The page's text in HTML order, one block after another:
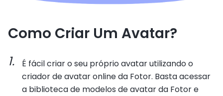
Como Criar Um Avatar?
É fácil criar o seu próprio avatar utilizando o
criador de avatar online da Fotor. Basta acessar
a biblioteca de modelos de avatar da Fotor e